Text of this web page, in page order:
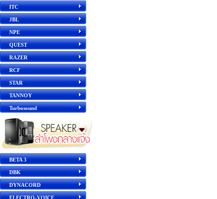
ITC
JBL
NPE
QUEST
RAZER
RCF
STAR
TANNOY
Turbosound
BETA 3
DBK
DYNACORD
ELECTRO-VOICE